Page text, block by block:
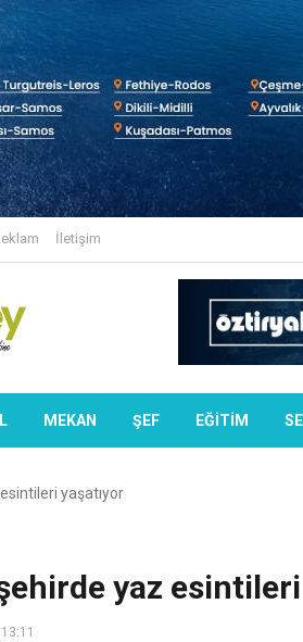
İletişim
MEKAN ŞEF EĞİTİM
yaşatıyor
yaz esintileri